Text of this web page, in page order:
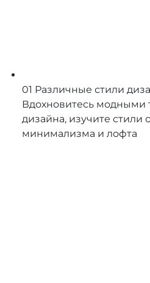
01 Различные стили
Вдохновитесь модными
дизайна, изучите стили
минимализма и лофта